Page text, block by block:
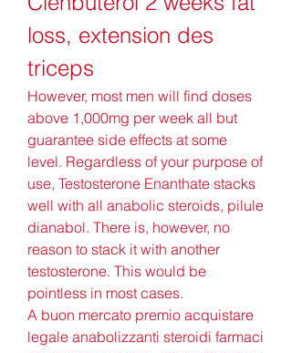
loss, extension des
triceps
However, most men will find doses
above 1,000mg per week all but
guarantee side effects at some
level. Regardless of your purpose of
use, Testosterone Enanthate stacks
well with all anabolic steroids, pilule
dianabol. There is, however, no
reason to stack it with another
testosterone. This would be
pointless in most cases.
A buon mercato premio acquistare
legale anabolizzanti steroidi farmaci